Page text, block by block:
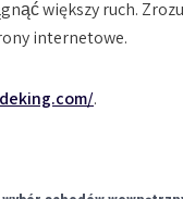
większy ruch.
internetowe.
.